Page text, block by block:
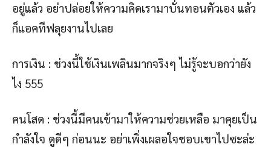
อยู่แล้ว อย่าปล่อยให้ความคิดเรามาบั่นทอนตัวเอง แล้ว
ก็แอคทีฟลุยงานไปเลย
การเงิน : ช่วงนี้ใช้เงินเพลินมากจริงๆ ไม่รู้จะบอกว่ายัง
ไง 555
คนโสด : ช่วงนี้มีคนเข้ามาให้ความช่วยเหลือ มาคุยเป็น
กำลังใจ ดูดีๆ ก่อนนะ อย่าเพิ่งเผลอใจชอบเขาไปซะล่ะ